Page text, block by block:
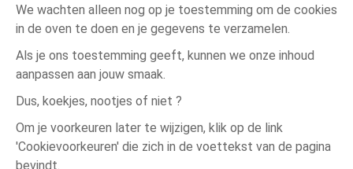
We wachten alleen nog op je toestemming om de cookies
in de oven te doen en je gegevens te verzamelen.
Als je ons toestemming geeft, kunnen we onze inhoud
aanpassen aan jouw smaak.
Dus, koekjes, nootjes of niet ?
Om je voorkeuren later te wijzigen, klik op de link
'Cookievoorkeuren' die zich in de voettekst van de pagina
bevindt.
Zwart Zwart
één
Algemene verkoopsvoorwaarden
Wettelijke bepalingen
Persoonsgegevens